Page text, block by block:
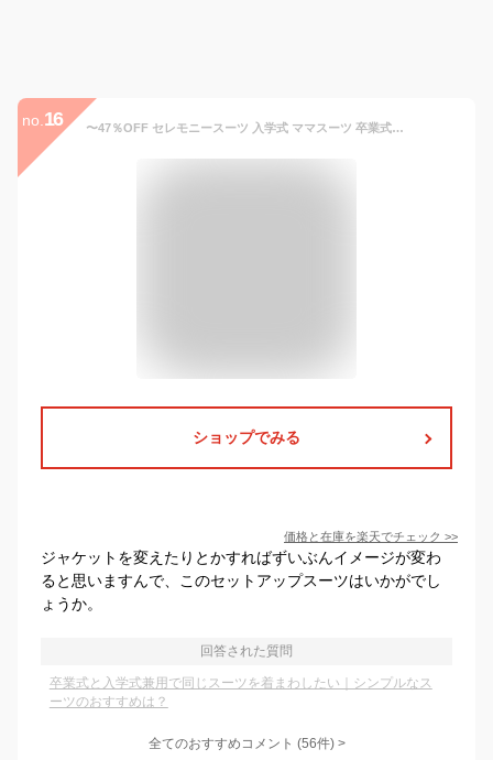
no. 16 〜47％OFF セレモニースーツ 入学式 ママスーツ 卒業式 母親 パンツ セットアップ 入園式 卒園式 お宮参り 七五三 レディース フォーマル 黒 ネイビー カジュアル おしゃれ コーデ かっこいい 試着チケット対象 【365日即日発送】
ショップでみる
価格と在庫を楽天でチェック >>
ジャケットを変えたりとかすればずいぶんイメージが変わ
ると思いますんで、このセットアップスーツはいかがでし
ょうか。
回答された質問
卒業式と入学式兼用で同じスーツを着まわしたい｜シンプルなス
ーツのおすすめは？
全てのおすすめコメント (56件) >